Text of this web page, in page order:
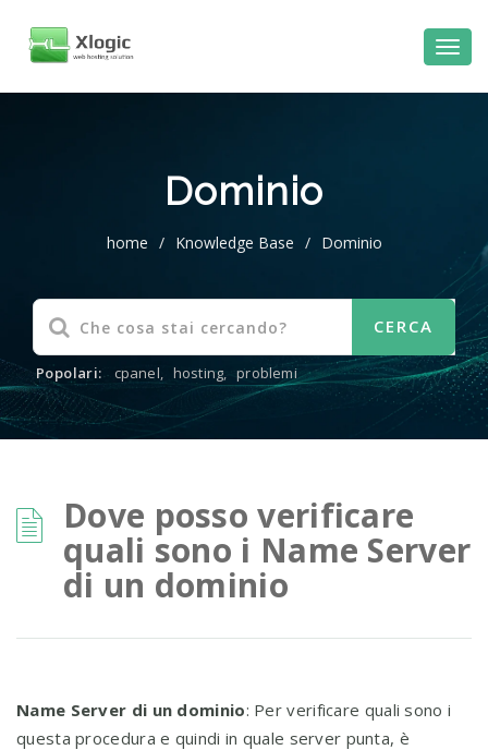
Dominio
home / Knowledge Base / Dominio
Popolari: cpanel, hosting, problemi
Dove posso verificare
quali sono i Name Server
di un dominio
Name Server di un dominio: Per verificare quali sono i
questa procedura e quindi in quale server punta, è